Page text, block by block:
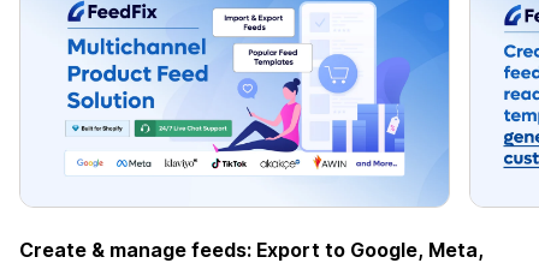
Create & manage feeds: Export to Google, Meta,